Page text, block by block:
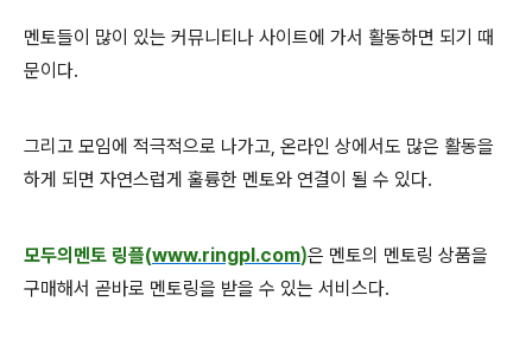
멘토들이 많이 있는 커뮤니티나 사이트에 가서 활동하면 되기 때
문이다.
그리고 모임에 적극적으로 나가고, 온라인 상에서도 많은 활동을
하게 되면 자연스럽게 훌륭한 멘토와 연결이 될 수 있다.
모두의멘토 링플(www.ringpl.com)은 멘토의 멘토링 상품을
구매해서 곧바로 멘토링을 받을 수 있는 서비스다.